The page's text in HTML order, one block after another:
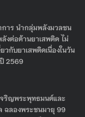
การ นำกลุ่มพลังมวลชน
งต่อต้านยาเสพติด ไม่
วกับยาเสพติดเนื่องในวัน
2569
ริญพระพุทธมนต์และ
ฉลองพระชนมายุ 99